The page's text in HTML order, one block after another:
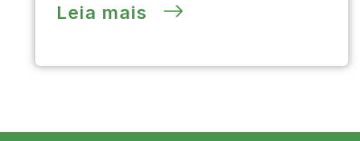
Leia mais